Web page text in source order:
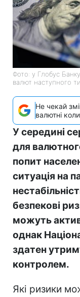
Фото: у Глобус
валют наступного
Не чекай
валютні
У середині
для
попит
ситуація на
безпекові
можуть
однак
здатен
контролем.
Які ризики